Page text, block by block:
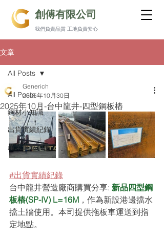
創傅有限公司
我們負責品質 工地負責安心
文章
All Posts
鋼材小知識
出貨實績紀錄
產業重點消息
All Posts
2025年10月-台中龍井-四型鋼板樁
Generich
2025年10月30日
#出貨實績紀錄
台中龍井營造廠商購買分享: 新品四型鋼
板樁(SP-IV) L=16M ，作為新設港邊擋水
擋土牆使用。本司提供拖板車運送到指
定地點。